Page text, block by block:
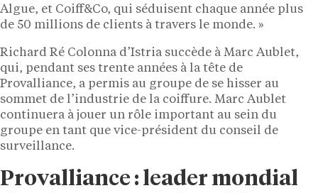
Algue, et Coiff&Co, qui séduisent chaque année plus
de 50 millions de clients à travers le monde. »
Richard Ré Colonna d’Istria succède à Marc Aublet,
qui, pendant ses trente années à la tête de
Provalliance, a permis au groupe de se hisser au
sommet de l’industrie de la coiffure. Marc Aublet
continuera à jouer un rôle important au sein du
groupe en tant que vice-président du conseil de
surveillance.
Provalliance : leader mondial